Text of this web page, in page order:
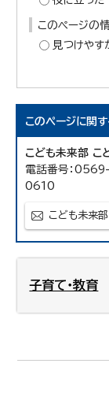
このページの
見つけやす
このページに関す
こども未来部 こ
電話番号：
0610
こども未来
子育て・教育